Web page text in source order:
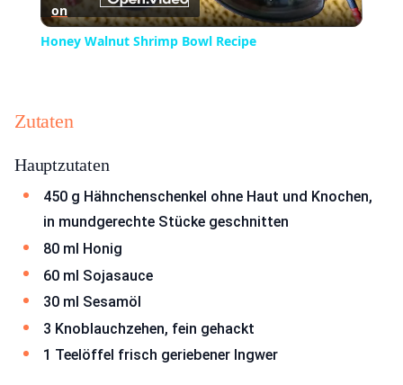
Video
on
Honey Walnut Shrimp Bowl Recipe
Zutaten
Hauptzutaten
450 g Hähnchenschenkel ohne Haut und Knochen,
in mundgerechte Stücke geschnitten
80 ml Honig
60 ml Sojasauce
30 ml Sesamöl
3 Knoblauchzehen, fein gehackt
1 Teelöffel frisch geriebener Ingwer